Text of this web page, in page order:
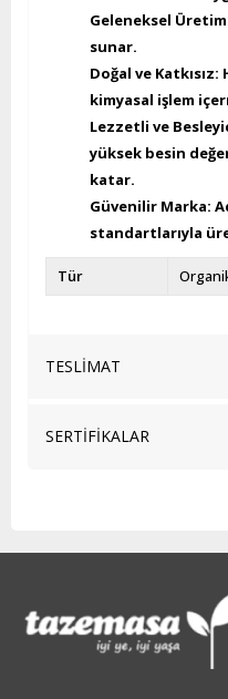
Geleneksel
sunar.
Doğal ve Katkısız:
kimyasal işlem
Lezzetli ve
yüksek besin
katar.
Güvenilir Marka:
standartlarıyla
Tür
TESLİMAT
SERTİFİKALAR